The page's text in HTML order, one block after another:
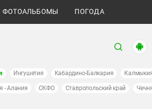
ФОТОАЛЬБОМЫ ПОГОДА
Ингушетия Кабардино-Балкария
- Алания СКФО Ставропольский край